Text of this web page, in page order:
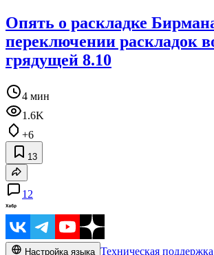
Опять о раскладке
переключении раскладок
грядущей 8.10
4 мин
1.6K
+6
13
12
Настройка языка Техническая поддержка